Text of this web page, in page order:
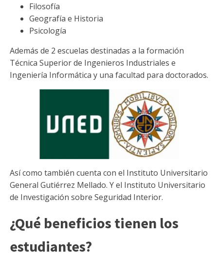
Filosofía
Geografía e Historia
Psicología
Además de 2 escuelas destinadas a la formación
Técnica Superior de Ingenieros Industriales e
Ingeniería Informática y una facultad para doctorados.
Así como también cuenta con el Instituto Universitario
General Gutiérrez Mellado. Y el Instituto Universitario
de Investigación sobre Seguridad Interior.
¿Qué beneficios tienen los
estudiantes?